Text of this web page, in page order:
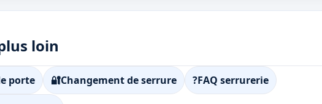
loin
porte 🔐Changement de serrure ?FAQ serrurerie